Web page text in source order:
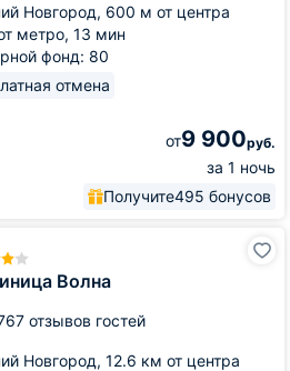
Новгород, 600 м от центра
метро, 13 мин
фонд: 80
отмена
от9 900руб.
за 1 ночь
Получите495 бонусов
Волна
отзывов гостей
Новгород, 12.6 км от центра